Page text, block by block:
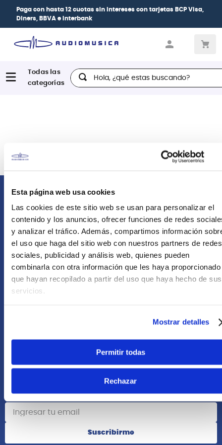
Esta página web usa cookies
Las cookies de este sitio web se usan para personalizar el
contenido y los anuncios, ofrecer funciones de redes
y analizar el tráfico. Además, compartimos información
el uso que haga del sitio web con nuestros partners de redes
sociales, publicidad y análisis web, quienes pueden
combinarla con otra información que les haya proporcionado
que hayan recopilado a partir del uso que haya hecho de sus
servicios.
Mostrar detalles
Permitir todas
Rechazar
Paga con hasta 12 cuotas sin intereses con tarjetas BCP Visa,
Diners, BBVA e Interbank
Hola, ¿qué estas buscando?
Atención Postventa
+51 958418476
+51 977624112
Acerca de Nosotros
Suscribete
Suscribirme